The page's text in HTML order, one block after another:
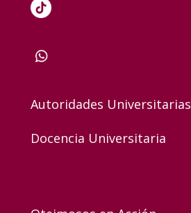
Autoridades Universitarias
Docencia Universitaria